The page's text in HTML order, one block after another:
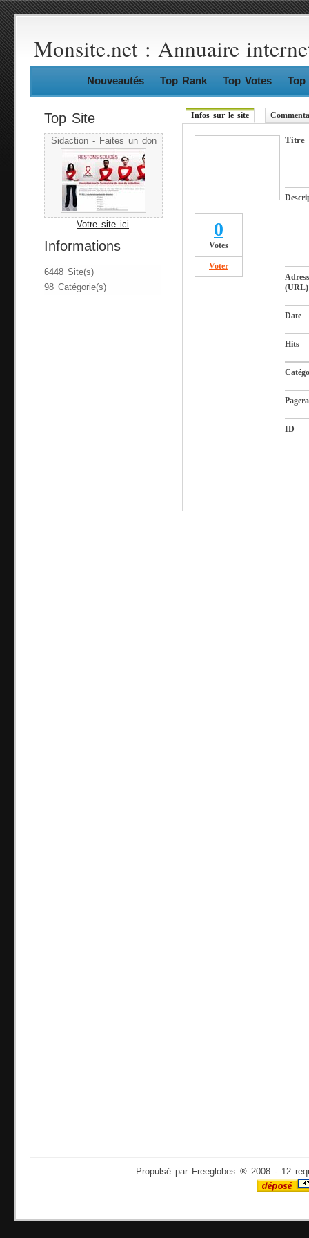
Monsite.net : Annuaire
Nouveautés Top Rank Top Votes Top
Top Site
Sidaction - Faites un don
Votre site ici
Informations
6448 Site(s)
98 Catégorie(s)
Infos sur le site
0
Votes
Voter
Titre
Date
Hits
ID
Propulsé par Freeglobes ® 2008 - 12